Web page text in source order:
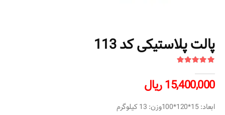
پالت پلاستیکی کد 113
15,400,000 ریال
ابعاد: 15*120*100وزن: 13 کیلوگرم